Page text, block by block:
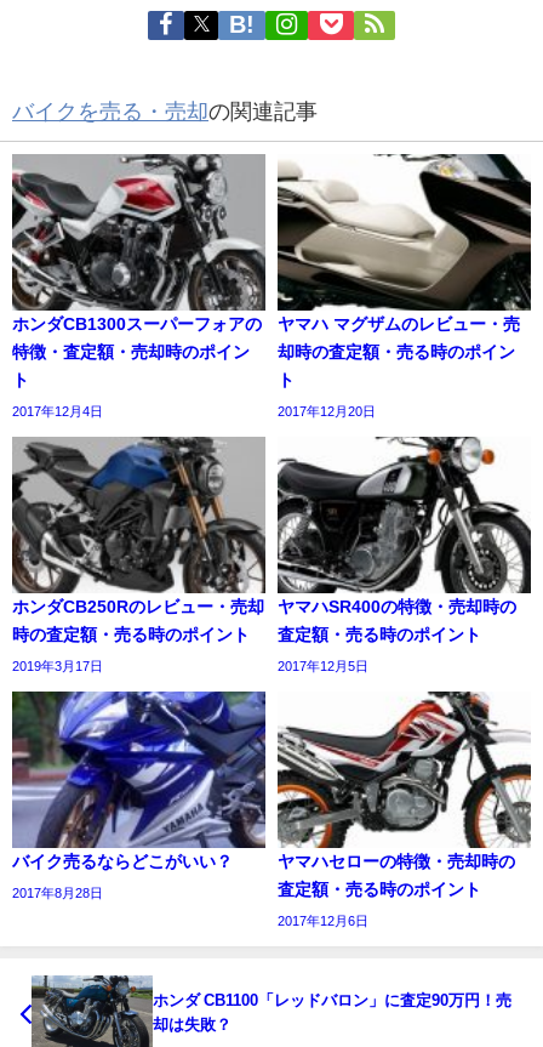
バイクを売る・売却の関連記事
ホンダCB1300スーパーフォアの
特徴・査定額・売却時のポイン
ト
2017年12月4日
ヤマハ マグザムのレビュー・売
却時の査定額・売る時のポイン
ト
2017年12月20日
ホンダCB250Rのレビュー・売却
時の査定額・売る時のポイント
2019年3月17日
ヤマハSR400の特徴・売却時の
査定額・売る時のポイント
2017年12月5日
バイク売るならどこがいい？
2017年8月28日
ヤマハセローの特徴・売却時の
査定額・売る時のポイント
2017年12月6日
ホンダ CB1100「レッドバロン」に査定90万円！売
却は失敗？